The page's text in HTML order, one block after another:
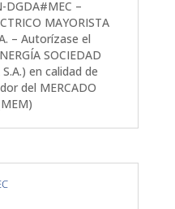
DGDA#MEC –
MAYORISTA
– Autorízase el
SOCIEDAD
en calidad de
del MERCADO